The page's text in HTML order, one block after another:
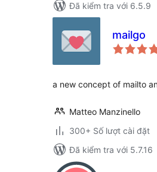
Đã kiểm tra với 6.5.9
mailgo
a new concept of mailto
Matteo Manzinello
300+ Số lượt cài đặt
Đã kiểm tra với 5.7.16